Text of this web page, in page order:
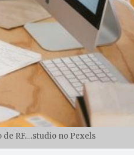
RF._.studio no Pexels